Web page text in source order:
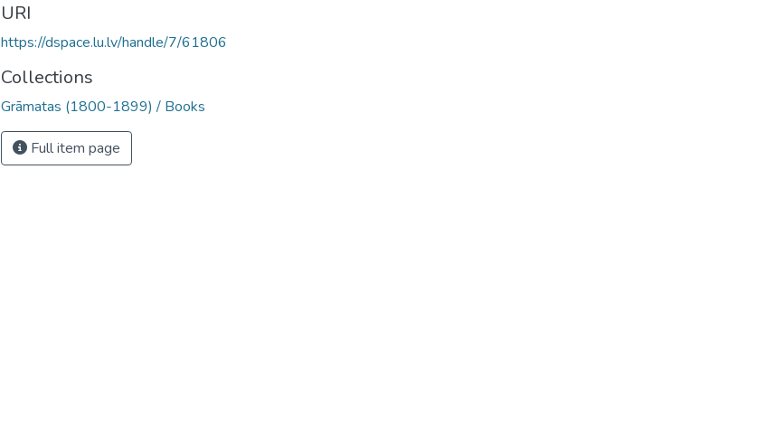
URI
https://dspace.lu.lv/handle/7/61806
Collections
Grāmatas (1800-1899) / Books
Full item page